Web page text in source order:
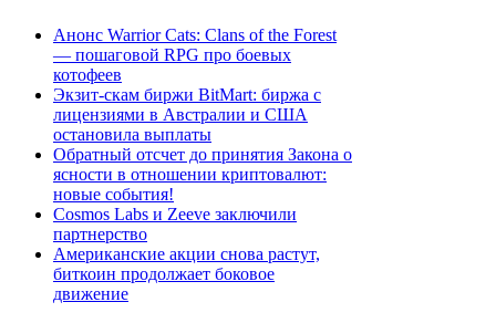
Анонс Warrior Cats: Clans of the Forest
— пошаговой RPG про боевых
котофеев
Экзит-скам биржи BitMart: биржа с
лицензиями в Австралии и США
остановила выплаты
Обратный отсчет до принятия Закона о
ясности в отношении криптовалют:
новые события!
Cosmos Labs и Zeeve заключили
партнерство
Американские акции снова растут,
биткоин продолжает боковое
движение